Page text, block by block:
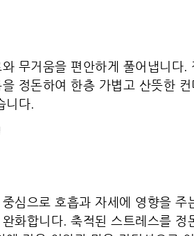
무거움을 편안하게 풀어냅니다.
정돈하여 한층 가볍고 산뜻한 컨
니다.
심으로 호흡과 자세에 영향을 주
화합니다. 축적된 스트레스를 정